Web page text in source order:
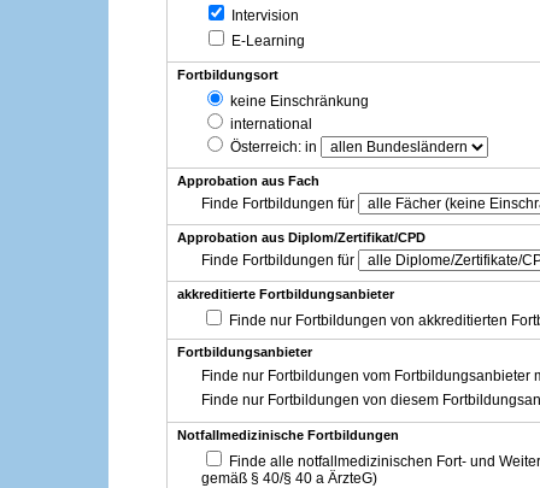
Intervision
E-Learning
Fortbildungsort
keine Einschränkung
international
Österreich: in
Approbation aus Fach
Finde Fortbildungen für
Approbation aus Diplom/Zertifikat/CPD
Finde Fortbildungen für
akkreditierte Fortbildungsanbieter
Finde nur Fortbildungen von akkreditierten
Fortbildungsanbieter
Finde nur Fortbildungen vom Fortbildungsanbieter
Finde nur Fortbildungen von diesem
Notfallmedizinische Fortbildungen
Finde alle notfallmedizinischen Fort- und
gemäß § 40/§ 40 a ÄrzteG)